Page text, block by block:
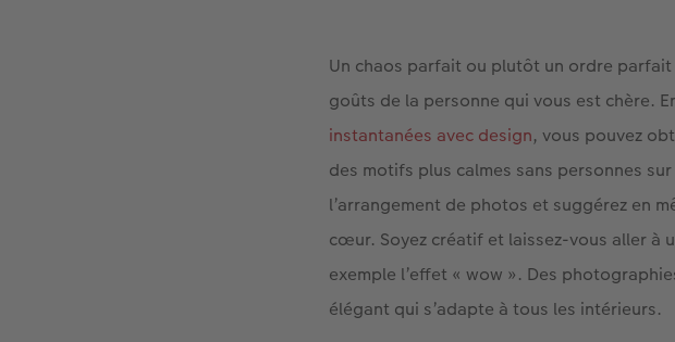
Un chaos parfait ou plutôt un ordre
goûts de la personne qui vous est chère.
instantanées avec design, vous pouvez
des motifs plus calmes sans personnes
l’arrangement de photos et suggérez en
cœur. Soyez créatif et laissez-vous aller à
exemple l’effet « wow ». Des
élégant qui s’adapte à tous les intérieurs.